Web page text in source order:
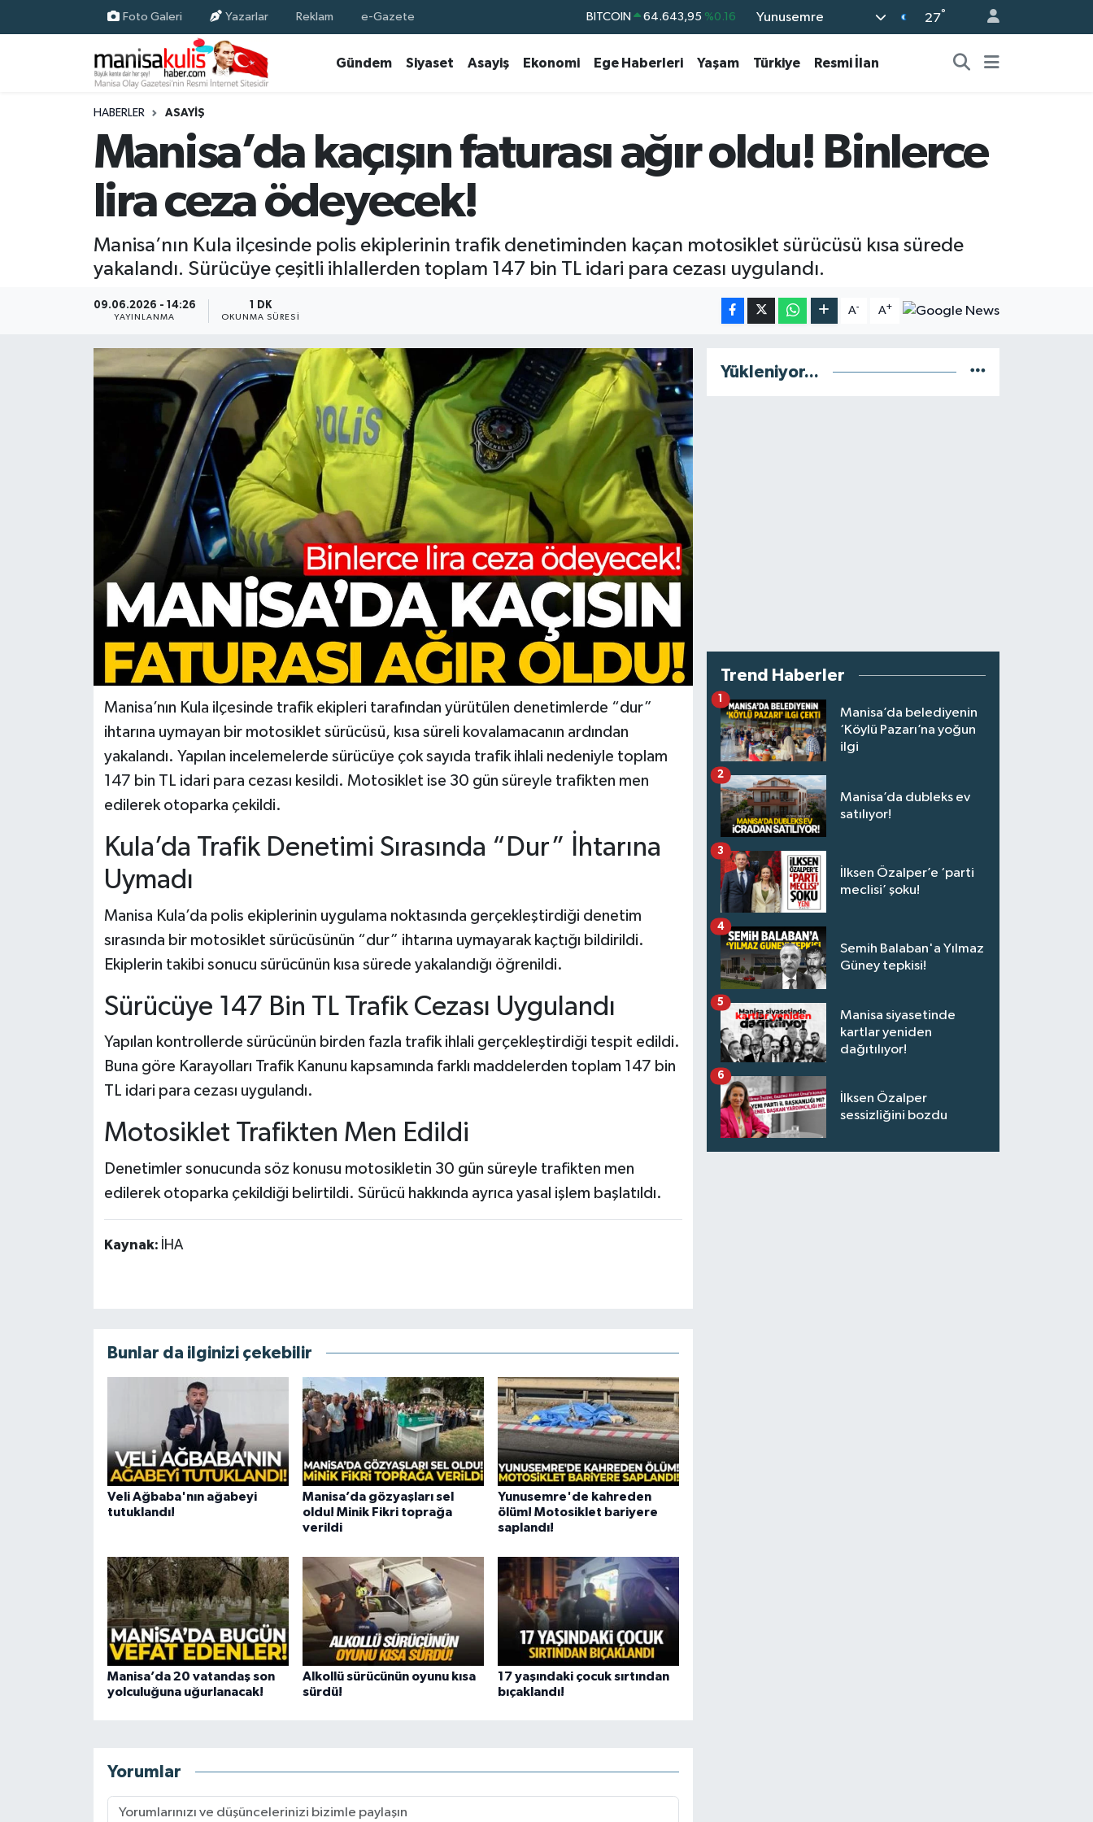
Foto Galeri Yazarlar Reklam e-Gazete BITCOIN 64.643,95 %0.16
6500.87
BİST100 %70
Yunusemre 27°
Gündem Siyaset Asayiş Ekonomi Ege Haberleri Yaşam Türkiye Resmi İlan
HABERLER ASAYIŞ
Manisa’da kaçışın faturası ağır oldu! Binlerce
lira ceza ödeyecek!
Manisa’nın Kula ilçesinde polis ekiplerinin trafik denetiminden kaçan motosiklet sürücüsü kısa sürede
yakalandı. Sürücüye çeşitli ihlallerden toplam 147 bin TL idari para cezası uygulandı.
09.06.2026 - 14:26
YAYINLANMA
1 DK
OKUNMA SÜRESI
A- A+
Manisa’nın Kula ilçesinde trafik ekipleri tarafından yürütülen denetimlerde “dur”
ihtarına uymayan bir motosiklet sürücüsü, kısa süreli kovalamacanın ardından
yakalandı. Yapılan incelemelerde sürücüye çok sayıda trafik ihlali nedeniyle toplam
147 bin TL idari para cezası kesildi. Motosiklet ise 30 gün süreyle trafikten men
edilerek otoparka çekildi.
Kula’da Trafik Denetimi Sırasında “Dur” İhtarına
Uymadı
Manisa Kula’da polis ekiplerinin uygulama noktasında gerçekleştirdiği denetim
sırasında bir motosiklet sürücüsünün “dur” ihtarına uymayarak kaçtığı bildirildi.
Ekiplerin takibi sonucu sürücünün kısa sürede yakalandığı öğrenildi.
Sürücüye 147 Bin TL Trafik Cezası Uygulandı
Yapılan kontrollerde sürücünün birden fazla trafik ihlali gerçekleştirdiği tespit edildi.
Buna göre Karayolları Trafik Kanunu kapsamında farklı maddelerden toplam 147 bin
TL idari para cezası uygulandı.
Motosiklet Trafikten Men Edildi
Denetimler sonucunda söz konusu motosikletin 30 gün süreyle trafikten men
edilerek otoparka çekildiği belirtildi. Sürücü hakkında ayrıca yasal işlem başlatıldı.
Kaynak: İHA
Bunlar da ilginizi çekebilir
Veli Ağbaba'nın ağabeyi
tutuklandı!
Manisa’da gözyaşları sel
oldu! Minik Fikri toprağa
verildi
Yunusemre'de kahreden
ölüm! Motosiklet bariyere
saplandı!
Manisa’da 20 vatandaş son
yolculuğuna uğurlanacak!
Alkollü sürücünün oyunu kısa
sürdü!
17 yaşındaki çocuk sırtından
bıçaklandı!
Yorumlar
Yükleniyor...
Trend Haberler
Manisa’da belediyenin
‘Köylü Pazarı’na yoğun
ilgi
1
Manisa’da dubleks ev
satılıyor!
2
İlksen Özalper’e ‘parti
meclisi’ şoku!
3
Semih Balaban'a Yılmaz
Güney tepkisi!
4
Manisa siyasetinde
kartlar yeniden
dağıtılıyor!
5
İlksen Özalper
sessizliğini bozdu
6
Ekonomi
Resmi İlan
Yunusemre Nöbetçi Eczaneler
Yunusemre Trafik Yoğunluk Haritası
Süper Lig Puan Durumu ve Fikstür
Son Dakika Haberleri
Haber Arşivi